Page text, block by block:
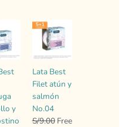
y
precio
original
S/9.00.Free.Lata Best
Filet atún y
salmón
No.04
S/9.00
El
precio
original
S/9.00.
Free